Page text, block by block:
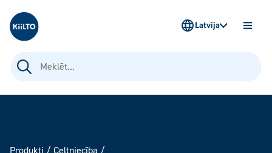
Kiilto Latvija
Meklēt:
Latvija
Produkti / Celtniecība /